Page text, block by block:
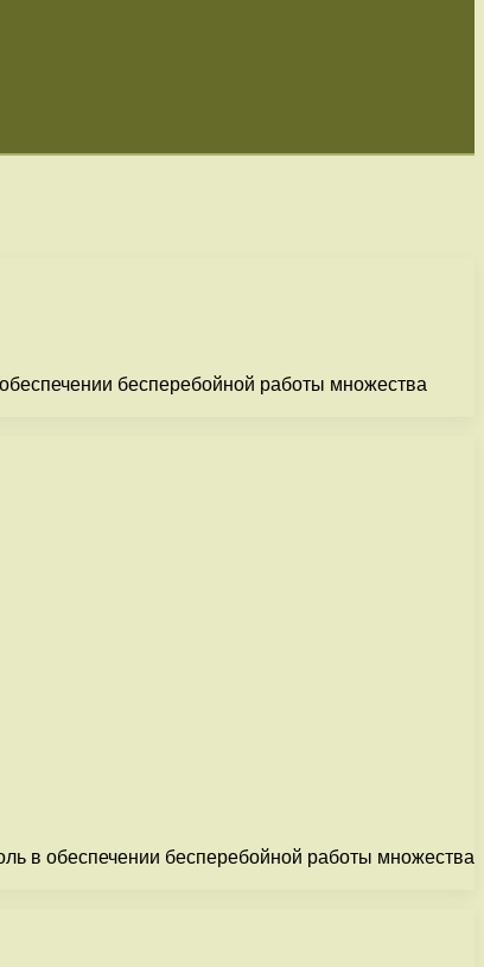
бесперебойной работы множества
в обеспечении бесперебойной работы множества